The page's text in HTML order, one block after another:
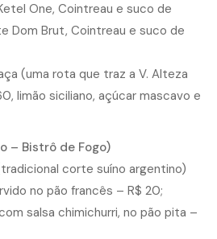
One, Cointreau e suco de
Dom Brut, Cointreau e suco de
(uma rota que traz a V. Alteza
limão siciliano, açúcar mascavo e
– Bistrô de Fogo)
corte suíno argentino)
no pão francês – R$ 20;
salsa chimichurri, no pão pita –